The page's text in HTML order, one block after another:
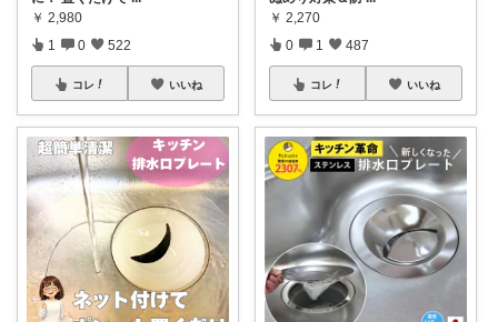
￥ 2,980
1 0 522
コレ いいね
￥ 2,270
0 1 487
コレ いいね